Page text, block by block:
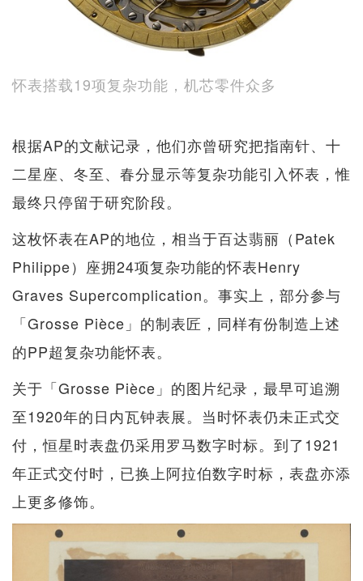
怀表搭载19项复杂功能，机芯零件众多
根据AP的文献记录，他们亦曾研究把指南针、十
二星座、冬至、春分显示等复杂功能引入怀表，惟
最终只停留于研究阶段。
这枚怀表在AP的地位，相当于百达翡丽（Patek
Philippe）座拥24项复杂功能的怀表Henry
Graves Supercomplication。事实上，部分参与
「Grosse Pièce」的制表匠，同样有份制造上述
的PP超复杂功能怀表。
关于「Grosse Pièce」的图片纪录，最早可追溯
至1920年的日内瓦钟表展。当时怀表仍未正式交
付，恒星时表盘仍采用罗马数字时标。到了1921
年正式交付时，已换上阿拉伯数字时标，表盘亦添
上更多修饰。